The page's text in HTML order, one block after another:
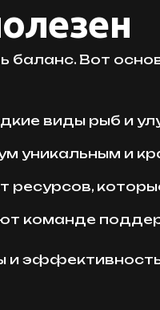
баланс. Вот
виды рыб и
уникальным и
ресурсов,
команде
и